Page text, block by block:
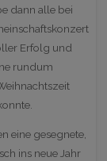
dann alle bei
Erfolg und
rundum
eine gesegnete,
ins neue Jahr